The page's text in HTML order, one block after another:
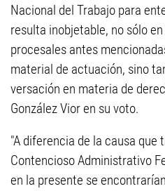
Nacional del Trabajo para
resulta inobjetable, no sólo
procesales antes
material de actuación, sino
versación en materia de
González Vior en su voto.
"A diferencia de la causa que
Contencioso Administrativo
en la presente se